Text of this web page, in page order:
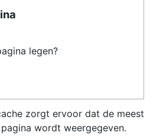
legen?
zorgt ervoor dat de meest
wordt weergegeven.